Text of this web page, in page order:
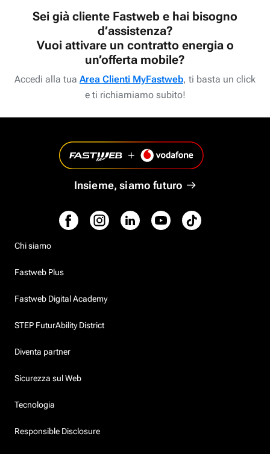
Sei già cliente Fastweb e hai bisogno
d’assistenza?
Vuoi attivare un contratto energia o
un’offerta mobile?
Accedi alla tua Area Clienti MyFastweb, ti basta un click
e ti richiamiamo subito!
Insieme, siamo futuro
Chi siamo
Fastweb Plus
Fastweb Digital Academy
STEP FuturAbility District
Diventa partner
Sicurezza sul Web
Tecnologia
Responsible Disclosure